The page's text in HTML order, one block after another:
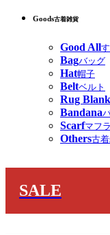
Goods古着雑貨
Good All
Bagバッグ
Hat帽子
Beltベルト
Rug
Bandana
Scarfマフ
Others古
SALE